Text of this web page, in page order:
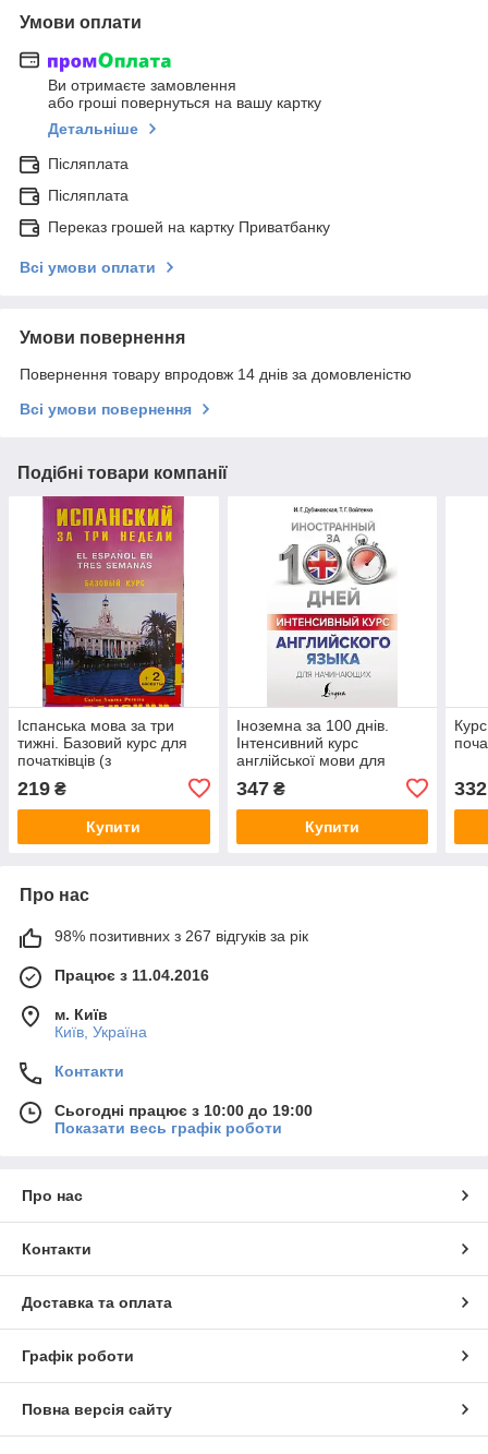
Умови оплати
Ви отримаєте замовлення
або гроші повернуться на вашу картку
Детальніше
Післяплата
Післяплата
Переказ грошей на картку Приватбанку
Всі умови оплати
Умови повернення
Повернення товару впродовж 14 днів за домовленістю
Всі умови повернення
Подібні товари компанії
Іспанська мова за три
тижні. Базовий курс для
початківців (з
219 ₴
Купити
Іноземна за 100 днів.
Інтенсивний курс
англійської мови для
347₴
Купити
332
Про нас
98% позитивних з 267 відгуків за рік
Працює з 11.04.2016
м. Київ
Київ, Україна
Контакти
Сьогодні працює з 10:00 до 19:00
Показати весь графік роботи
Про нас
Контакти
Доставка та оплата
Графік роботи
Повна версія сайту